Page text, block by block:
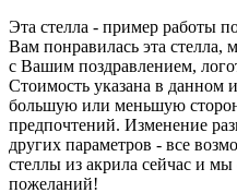
Эта стелла - пример работы
Вам понравилась эта стелла,
с Вашим поздравлением,
Стоимость указана в данном
большую или меньшую
предпочтений. Изменение
других параметров - все
стеллы из акрила сейчас и
пожеланий!